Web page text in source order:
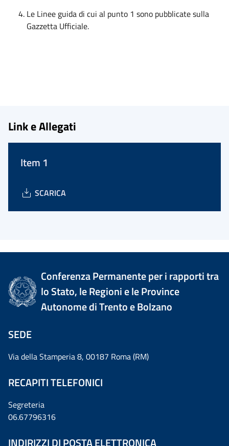
Le Linee guida di cui al punto 1 sono pubblicate sulla
Gazzetta Ufficiale.
Link e Allegati
Item 1
SCARICA
Conferenza Permanente per i rapporti tra
lo Stato, le Regioni e le Province
Autonome di Trento e Bolzano
SEDE
Via della Stamperia 8, 00187 Roma (RM)
RECAPITI TELEFONICI
Segreteria
06.67796316
INDIRIZZI DI POSTA ELETTRONICA